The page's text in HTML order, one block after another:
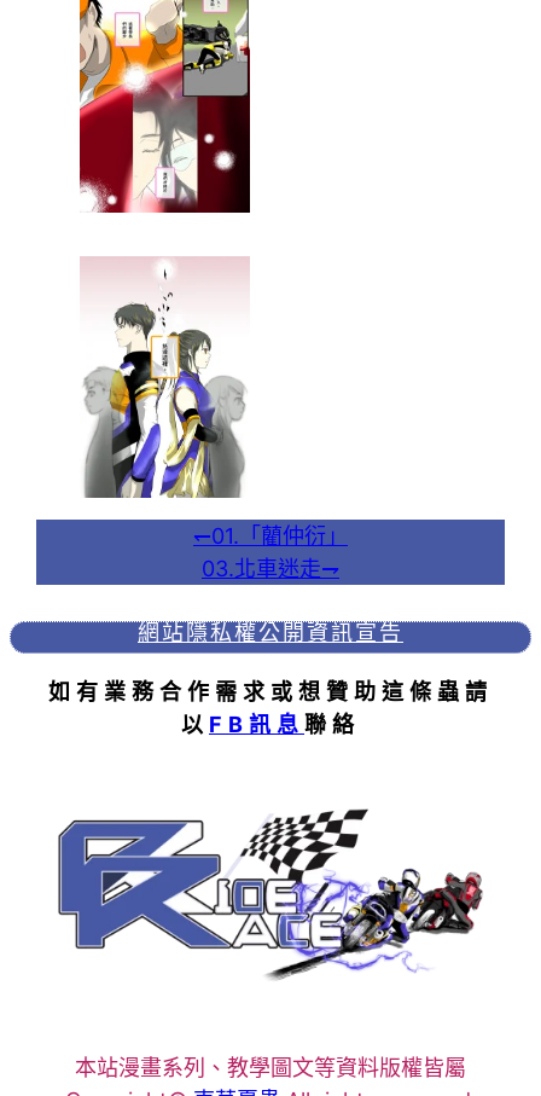
↽01.「藺仲衍」
03.北車迷走⇁
網站隱私權公開資訊宣告
如有業務合作需求或想贊助這條蟲請
以 FB訊息 聯絡
本站漫畫系列、教學圖文等資料版權皆屬